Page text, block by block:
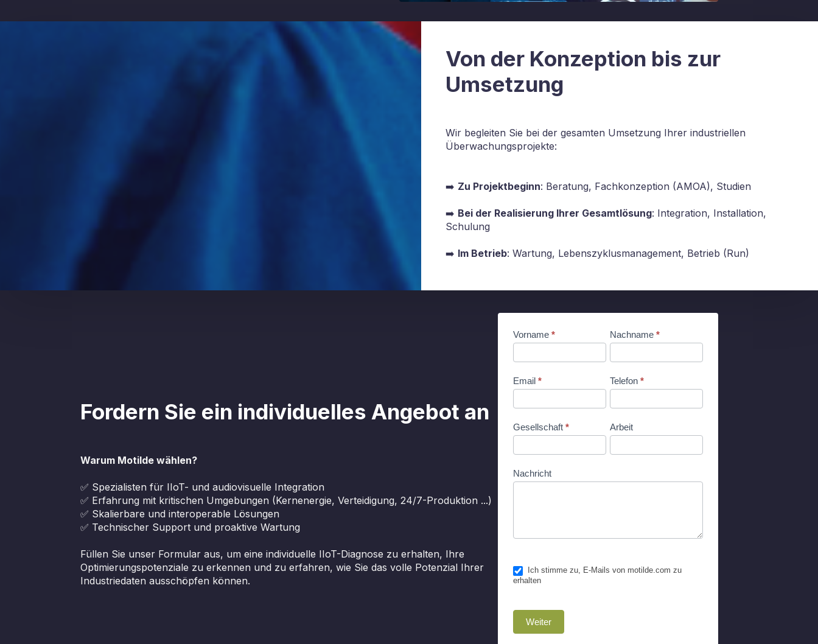
Von der Konzeption bis zur
Umsetzung
Wir begleiten Sie bei der gesamten Umsetzung Ihrer industriellen
Überwachungsprojekte:
➡️ Zu Projektbeginn: Beratung, Fachkonzeption (AMOA), Studien
➡️ Bei der Realisierung Ihrer Gesamtlösung: Integration, Installation,
Schulung
➡️ Im Betrieb: Wartung, Lebenszyklusmanagement, Betrieb (Run)
Fordern Sie ein individuelles Angebot an
Warum Motilde wählen?
✅ Spezialisten für IIoT- und audiovisuelle Integration
✅ Erfahrung mit kritischen Umgebungen (Kernenergie, Verteidigung, 24/7-Produktion ...)
✅ Skalierbare und interoperable Lösungen
✅ Technischer Support und proaktive Wartung
Füllen Sie unser Formular aus, um eine individuelle IIoT-Diagnose zu erhalten, Ihre
Optimierungspotenziale zu erkennen und zu erfahren, wie Sie das volle Potenzial Ihrer
Industriedaten ausschöpfen können.
Contact
(DE)
Vorname * Nachname*
Email * Telefon*
Gesellschaft * Arbeit
Nachricht
Ich stimme zu, E-Mails von motilde.com zu
erhalten
Weiter